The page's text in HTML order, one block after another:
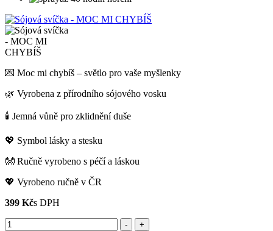
💌 Moc mi chybíš – světlo pro vaše myšlenky
🌿 Vyrobena z přírodního sójového vosku
🕯️ Jemná vůně pro zklidnění duše
💖 Symbol lásky a stesku
👐 Ručně vyrobeno s péčí a láskou
💖 Vyrobeno ručně v ČR
399 Kčs DPH